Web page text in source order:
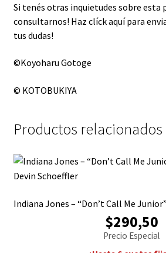
Si tenés otras inquietudes sobre esta
consultarnos! Haz clíck aquí para
tus dudas!
©Koyoharu Gotoge
© KOTOBUKIYA
Productos relacionados
Indiana Jones – “Don’t Call Me
$290,50
Precio Especial